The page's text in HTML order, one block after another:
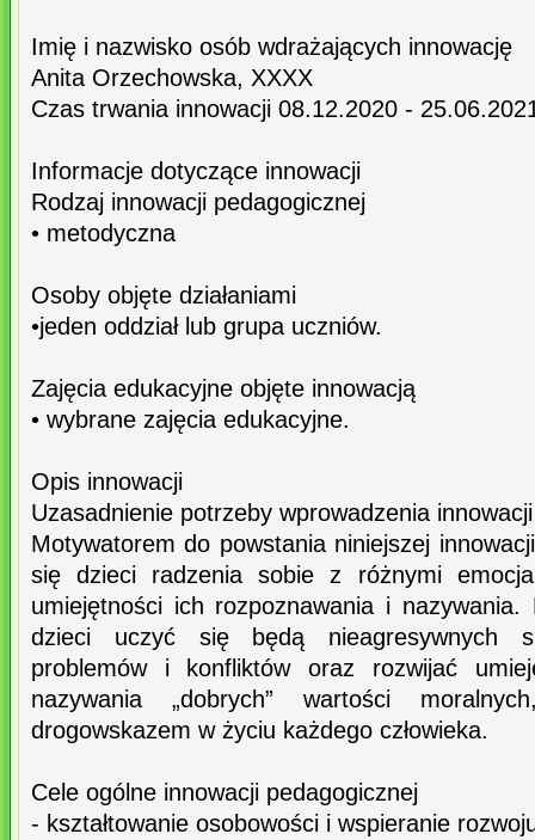
Imię i nazwisko osób wdrażających innowację
Anita Orzechowska, XXXX
Czas trwania innowacji 08.12.2020 -
Informacje dotyczące innowacji
Rodzaj innowacji pedagogicznej
• metodyczna
Osoby objęte działaniami
•jeden oddział lub grupa uczniów.
Zajęcia edukacyjne objęte innowacją
• wybrane zajęcia edukacyjne.
Opis innowacji
Uzasadnienie potrzeby wprowadzenia
Motywatorem do powstania niniejszej
się dzieci radzenia sobie z różnymi
umiejętności ich rozpoznawania i nazywania.
dzieci uczyć się będą nieagresywnych
problemów i konfliktów oraz rozwijać
nazywania „dobrych” wartości
drogowskazem w życiu każdego człowieka.
Cele ogólne innowacji pedagogicznej
- kształtowanie osobowości i wspieranie